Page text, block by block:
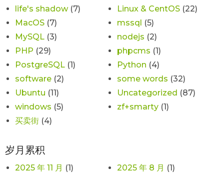
life's shadow(7) Linux & CentOS (22)
MacOS (7) mssql (5)
MySQL (3) nodejs (2)
PHP (29) phpcms (1)
PostgreSQL (1) Python (4)
software (2) some words (32)
Ubuntu (11) Uncategorized (87)
windows (5) zf+smarty (1)
买卖街 (4)
岁月累积
2025 年 11 月 (1) 2025 年 8 月 (1)